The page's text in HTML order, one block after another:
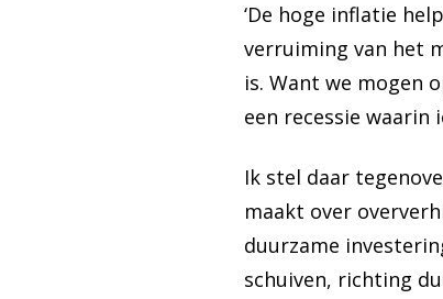
‘De hoge inflatie
verruiming van het
is. Want we mogen
een recessie waarin
Ik stel daar
maakt over
duurzame
schuiven, richting